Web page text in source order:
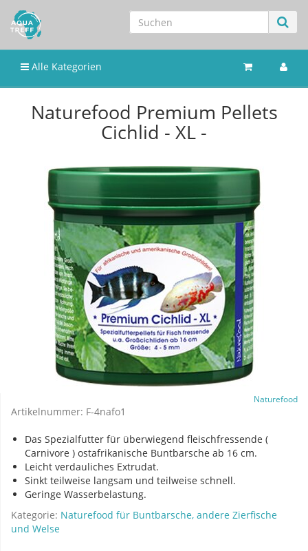
Alle Kategorien
Naturefood Premium Pellets
Cichlid - XL -
Naturefood
Artikelnummer: F-4nafo1
Das Spezialfutter für überwiegend fleischfressende (
Carnivore ) ostafrikanische Buntbarsche ab 16 cm.
Leicht verdauliches Extrudat.
Sinkt teilweise langsam und teilweise schnell.
Geringe Wasserbelastung.
Kategorie: Naturefood für Buntbarsche, andere Zierfische
und Welse